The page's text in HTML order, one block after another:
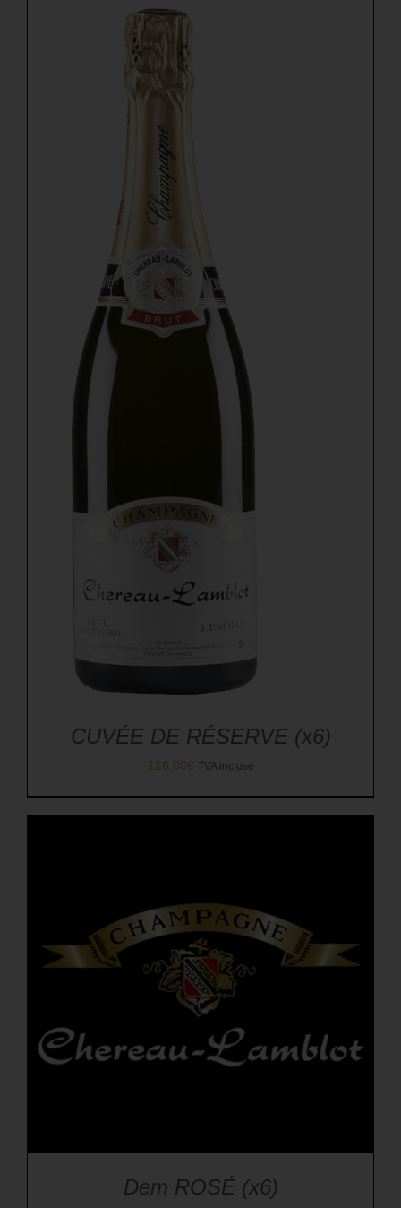
CUVÉE DE RÉSERVE (x6)
126,00€ TVA incluse
Dem ROSÉ (x6)